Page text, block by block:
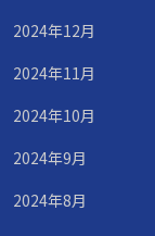
2024年12月
2024年11月
2024年10月
2024年9月
2024年8月